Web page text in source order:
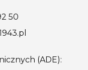
50
(ADE):